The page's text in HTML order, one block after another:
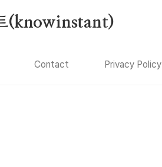
(knowinstant)
Contact Privacy Policy